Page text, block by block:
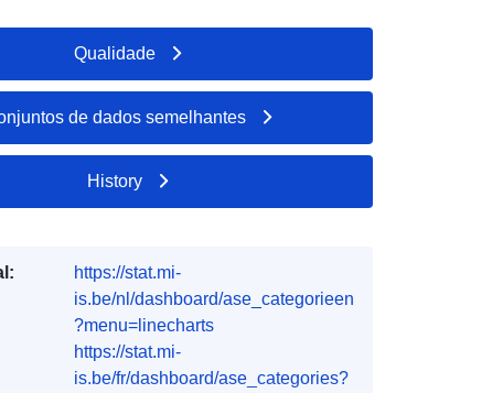
Qualidade
de dados semelhantes
History
https://stat.mi-
is.be/nl/dashboard/ase_categorieen
?menu=linecharts
https://stat.mi-
is.be/fr/dashboard/ase_categories?